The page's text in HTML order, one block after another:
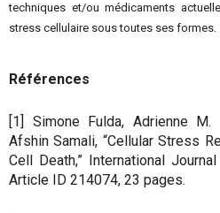
techniques et/ou médicaments
stress cellulaire sous toutes ses formes.
Références
[1] Simone Fulda, Adrienne M.
Afshin Samali, “Cellular Stress
Cell Death,” International
Article ID 214074, 23 pages.